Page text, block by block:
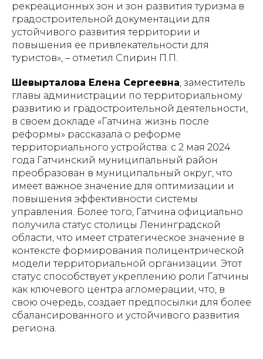
рекреационных зон и зон развития туризма в
градостроительной документации для
устойчивого развития территории и
повышения ее привлекательности для
туристов», – отметил Спирин П.П.
Шевырталова Елена Сергеевна, заместитель
главы администрации по территориальному
развитию и градостроительной деятельности,
в своем докладе «Гатчина: жизнь после
реформы» рассказала о реформе
территориального устройства: с 2 мая 2024
года Гатчинский муниципальный район
преобразован в муниципальный округ, что
имеет важное значение для оптимизации и
повышения эффективности системы
управления. Более того, Гатчина официально
получила статус столицы Ленинградской
области, что имеет стратегическое значение в
контексте формирования полицентрической
модели территориальной организации. Этот
статус способствует укреплению роли Гатчины
как ключевого центра агломерации, что, в
свою очередь, создает предпосылки для более
сбалансированного и устойчивого развития
региона.